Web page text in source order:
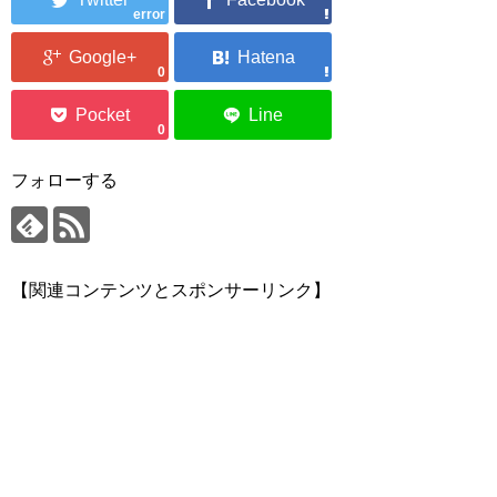
error
0
0
フォローする
【関連コンテンツとスポンサーリンク】